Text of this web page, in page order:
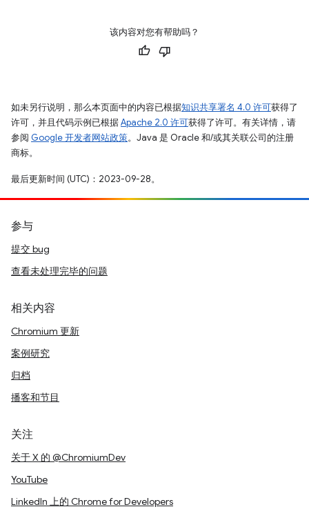
该内容对您有帮助吗？
如未另行说明，那么本页面中的内容已根据知识共享署名 4.0 许可获得了
许可，并且代码示例已根据Apache 2.0 许可获得了许可。有关详情，请
参阅 Google 开发者网站政策。Java 是 Oracle 和/或其关联公司的注册
商标。
最后更新时间 (UTC)：2023-09-28。
参与
提交 bug
查看未处理完毕的问题
相关内容
Chromium 更新
案例研究
归档
播客和节目
关注
关于 X 的 @ChromiumDev
YouTube
LinkedIn 上的 Chrome for Developers